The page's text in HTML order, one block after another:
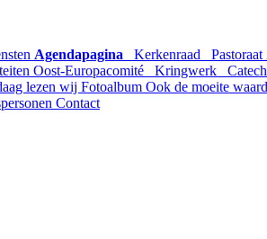
Agendapagina Kerkenraad Pastoraat
Oost-Europacomité Kringwerk
lezen wij Fotoalbum Ook de moeite
Contact